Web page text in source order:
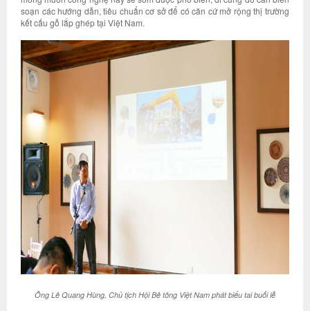
soạn các hướng dẫn, tiêu chuẩn cơ sở để có căn cứ mở rộng thị trường
kết cấu gỗ lắp ghép tại Việt Nam.
Ông Lê Quang Hùng, Chủ tịch Hội Bê tông Việt Nam phát biểu tai buổi lễ